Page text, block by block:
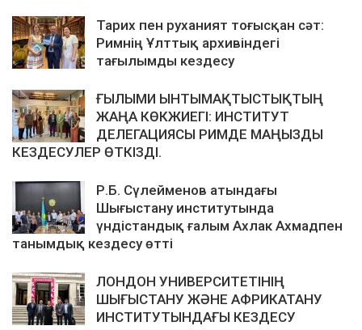
Тарих пен руханият тоғысқан сәт:
Римнің Ұлттық архивіндегі
тағылымды кездесу
ҒЫЛЫМИ ЫНТЫМАҚТЫСТЫҚТЫҢ
ЖАҢА КӨКЖИЕГІ: ИНСТИТУТ
ДЕЛЕГАЦИЯСЫ РИМДЕ МАҢЫЗДЫ
КЕЗДЕСУЛЕР ӨТКІЗДІ.
Р.Б. Сүлейменов атындағы
Шығыстану институтында
үндістандық ғалым Ахлак Ахмадпен
танымдық кездесу өтті
ЛОНДОН УНИВЕРСИТЕТІНІҢ
ШЫҒЫСТАНУ ЖӘНЕ АФРИКАТАНУ
ИНСТИТУТЫНДАҒЫ КЕЗДЕСУ